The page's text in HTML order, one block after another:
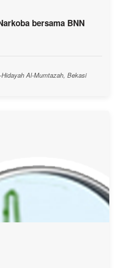
bersama BNN
Al-Mumtazah, Bekasi